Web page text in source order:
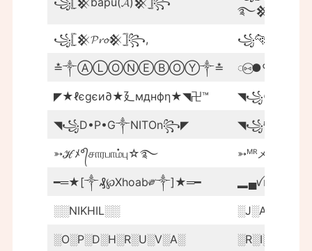
࿐𒆜𓊉꧂
꧁𓊈𒆜𝓟𝓻𝓸𒆜𓊉꧂,
≛༒ⒶⓁⓄⓃⒺⒷⓄⓎ༒≛
◤★ℓєgєи∂★廴мднфη★◥卍™ ◥꧁☯དᵇⓊภ
◥꧁D•P•G༒NITOn꧂◤
➳ℋﾒ°᭄சாரபாம்பு☆࿐ ➳ᴹᴿメ
━═★[༒₰℘Xhoab༗༒]★═━ ▂▄ㅤꪜᴇᮘꪉꦿⲙㅤ
░░NIKHIL░░ ░J░A░A░T░
░O░P░D░H░R░U░V░A░ ░R░I░S░H░I